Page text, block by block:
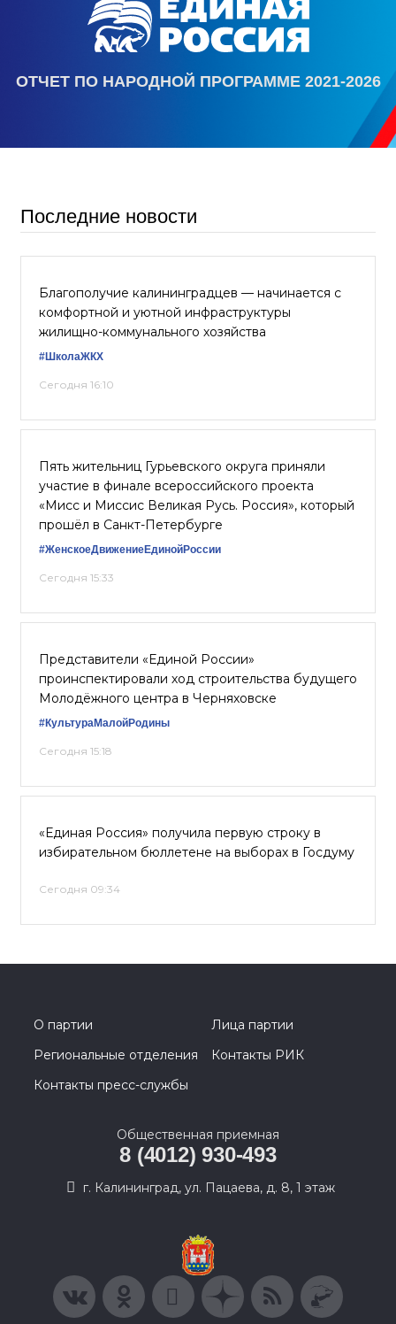
ОТЧЕТ ПО НАРОДНОЙ ПРОГРАММЕ 2021-2026
Последние новости
Благополучие калининградцев — начинается с
комфортной и уютной инфраструктуры
жилищно-коммунального хозяйства
#ШколаЖКХ
Сегодня 16:10
Пять жительниц Гурьевского округа приняли
участие в финале всероссийского проекта
«Мисс и Миссис Великая Русь. Россия», который
прошёл в Санкт-Петербурге
#ЖенскоеДвижениеЕдинойРоссии
Сегодня 15:33
Представители «Единой России»
проинспектировали ход строительства будущего
Молодёжного центра в Черняховске
#КультураМалойРодины
Сегодня 15:18
«Единая Россия» получила первую строку в
избирательном бюллетене на выборах в Госдуму
Сегодня 09:34
О партии
Лица партии
Региональные отделения
Контакты РИК
Контакты пресс-службы
Общественная приемная
8 (4012) 930-493
г. Калининград, ул. Пацаева, д. 8, 1 этаж